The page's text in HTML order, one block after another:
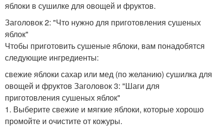
яблоки в сушилке для овощей и фруктов.
Заголовок 2: "Что нужно для приготовления сушеных
яблок"
Чтобы приготовить сушеные яблоки, вам понадобятся
следующие ингредиенты:
свежие яблоки сахар или мед (по желанию) сушилка для
овощей и фруктов Заголовок 3: "Шаги для
приготовления сушеных яблок"
1. Выберите свежие и мягкие яблоки, которые хорошо
промойте и очистите от кожуры.